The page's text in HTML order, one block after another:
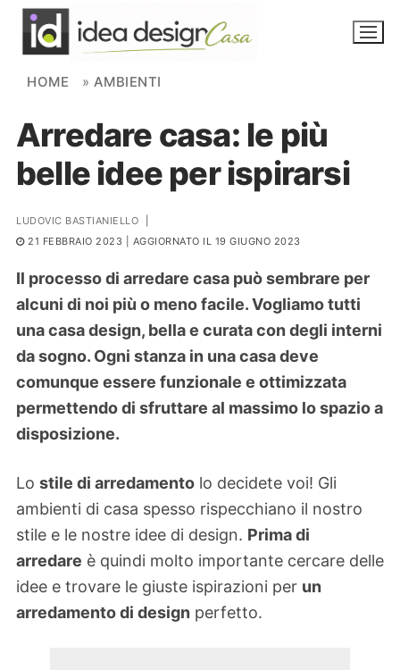
Skip to content
NOVITÀ
AMBIENTI
FAI DA TE
Ortaggio
Search for:
HOME » AMBIENTI
Arredare casa: le più
belle idee per ispirarsi
LUDOVIC BASTIANIELLO
21 FEBBRAIO 2023 | AGGIORNATO IL 19 GIUGNO 2023
Il processo di arredare casa può sembrare per
alcuni di noi più o meno facile. Vogliamo tutti
una casa design, bella e curata con degli interni
da sogno. Ogni stanza in una casa deve
comunque essere funzionale e ottimizzata
permettendo di sfruttare al massimo lo spazio a
disposizione.
Lo stile di arredamento lo decidete voi! Gli
ambienti di casa spesso rispecchiano il nostro
stile e le nostre idee di design. Prima di
arredare è quindi molto importante cercare delle
idee e trovare le giuste ispirazioni per un
arredamento di design perfetto.